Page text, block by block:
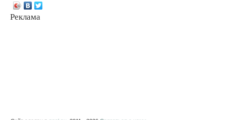
Реклама